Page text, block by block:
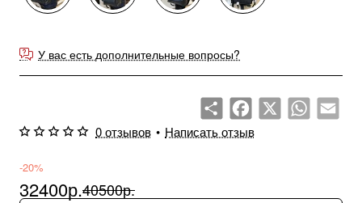
У вас есть дополнительные вопросы?
ShareFacebook
X WhatsApp
0 отзывов • Написать отзыв
-20%
32400р.40500р.